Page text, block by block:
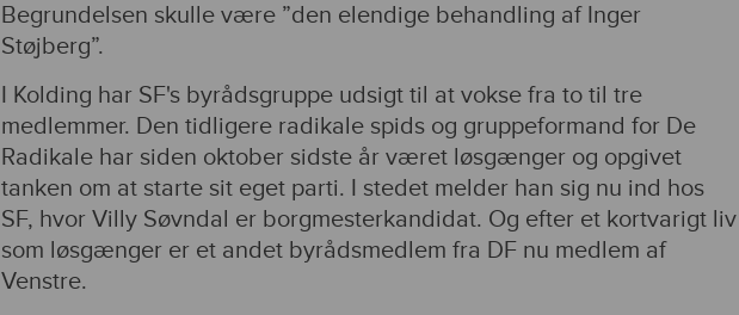
Begrundelsen skulle være ”den elendige behandling af Inger
Støjberg”.
I Kolding har SF's byrådsgruppe udsigt til at vokse fra to til tre
medlemmer. Den tidligere radikale spids og gruppeformand for De
Radikale har siden oktober sidste år været løsgænger og opgivet
tanken om at starte sit eget parti. I stedet melder han sig nu ind hos
SF, hvor Villy Søvndal er borgmesterkandidat. Og efter et kortvarigt liv
som løsgænger er et andet byrådsmedlem fra DF nu medlem af
Venstre.